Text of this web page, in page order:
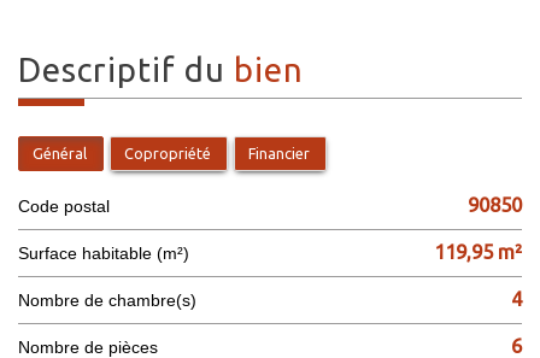
descriptif du bien
Général Copropriété Financier
Code postal 90850
Surface habitable (m²) 119,95 m²
Nombre de chambre(s) 4
Nombre de pièces 6